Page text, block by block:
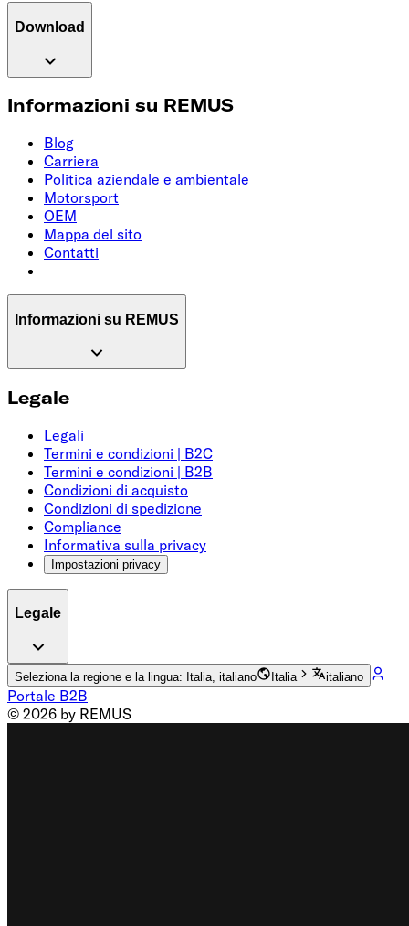
Download
Informazioni su REMUS
Blog
Carriera
Politica aziendale e ambientale
Motorsport
OEM
Mappa del sito
Contatti
Informazioni su REMUS
Legale
Legali
Termini e condizioni | B2C
Termini e condizioni | B2B
Condizioni di acquisto
Condizioni di spedizione
Compliance
Informativa sulla privacy
Impostazioni privacy
Legale
Seleziona la regione e la lingua: Italia, italiano Italia italiano
Portale B2B
© 2026 by REMUS